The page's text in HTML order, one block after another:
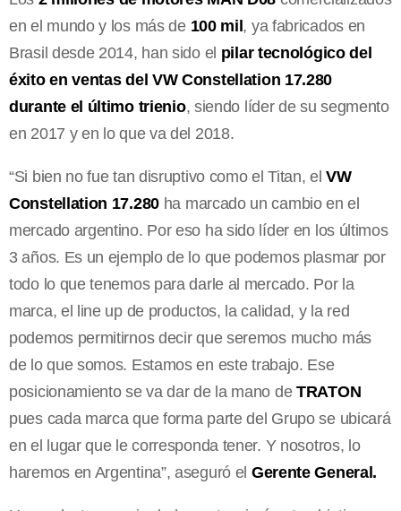
en el mundo y los más de 100 mil, ya fabricados en
Brasil desde 2014, han sido el pilar tecnológico del
éxito en ventas del VW Constellation 17.280
durante el último trienio, siendo líder de su segmento
en 2017 y en lo que va del 2018.
“Si bien no fue tan disruptivo como el Titan, elVW
Constellation 17.280 ha marcado un cambio en el
mercado argentino. Por eso ha sido líder en los últimos
3 años. Es un ejemplo de lo que podemos plasmar por
todo lo que tenemos para darle al mercado. Por la
marca, el line up de productos, la calidad, y la red
podemos permitirnos decir que seremos mucho más
de lo que somos. Estamos en este trabajo. Ese
posicionamiento se va dar de la mano deTRATON
pues cada marca que forma parte del Grupo se ubicará
en el lugar que le corresponda tener. Y nosotros, lo
haremos en Argentina”, aseguró el Gerente General.